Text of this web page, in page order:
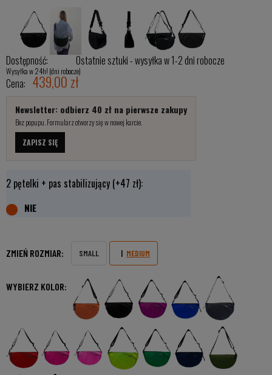
Dostępność: Ostatnie sztuki - wysyłka w 1-2 dni robocze
Wysyłka w 24h! (dni robocze)
Cena: 439,00 zł
2 pętelki + pas stabilizujący (+47 zł):
Newsletter: odbierz 40 zł na pierwsze zakupy
Bez popupu. Formularz otworzy się w nowej karcie.
ZAPISZ SIĘ
ZMIEŃ ROZMIAR: SMALL MEDIUM
WYBIERZ KOLOR: